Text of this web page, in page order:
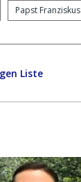
Papst Franziskus
Liste